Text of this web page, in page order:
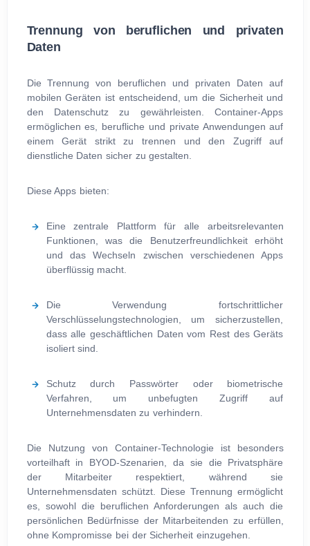
Trennung von beruflichen und privaten
Daten
Die Trennung von beruflichen und privaten Daten auf
mobilen Geräten ist entscheidend, um die Sicherheit und
den Datenschutz zu gewährleisten. Container-Apps
ermöglichen es, berufliche und private Anwendungen auf
einem Gerät strikt zu trennen und den Zugriff auf
dienstliche Daten sicher zu gestalten.
Diese Apps bieten:
Eine zentrale Plattform für alle arbeitsrelevanten
Funktionen, was die Benutzerfreundlichkeit erhöht
und das Wechseln zwischen verschiedenen Apps
überflüssig macht.
Die Verwendung fortschrittlicher
Verschlüsselungstechnologien, um sicherzustellen,
dass alle geschäftlichen Daten vom Rest des Geräts
isoliert sind.
Schutz durch Passwörter oder biometrische
Verfahren, um unbefugten Zugriff auf
Unternehmensdaten zu verhindern.
Die Nutzung von Container-Technologie ist besonders
vorteilhaft in BYOD-Szenarien, da sie die Privatsphäre
der Mitarbeiter respektiert, während sie
Unternehmensdaten schützt. Diese Trennung ermöglicht
es, sowohl die beruflichen Anforderungen als auch die
persönlichen Bedürfnisse der Mitarbeitenden zu erfüllen,
ohne Kompromisse bei der Sicherheit einzugehen.